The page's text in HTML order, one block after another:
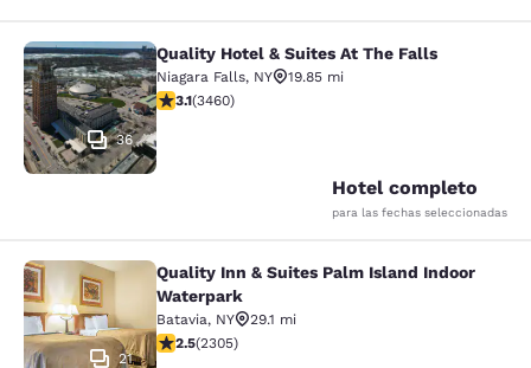
Quality Hotel & Suites At The Falls
36
Quality Hotel & Suites At The Falls
Niagara Falls, NY
19.85 mi
calificación de 3.13 estrellas. Bueno. 3460 reseñas
3.1(3460)
Hotel completo
para las fechas seleccionadas
Quality Inn & Suites Palm Island
21
Quality Inn & Suites Palm Island Indoor
Waterpark
Batavia, NY
29.1 mi
calificación de 2.52 estrellas. Feria. 2305 reseñas
2.5(2305)